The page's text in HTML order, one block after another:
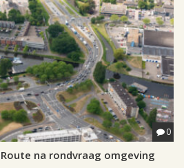
0
na rondvraag omgeving